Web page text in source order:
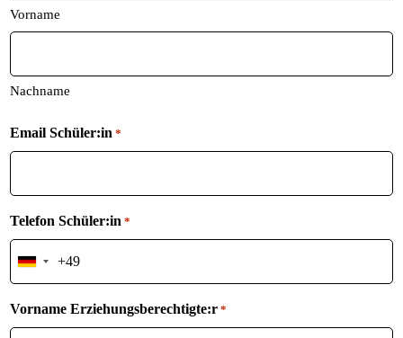
Vorname
Nachname
Email Schüler:in *
Telefon Schüler:in *
Germany
+49
Vorname Erziehungsberechtigte:r *